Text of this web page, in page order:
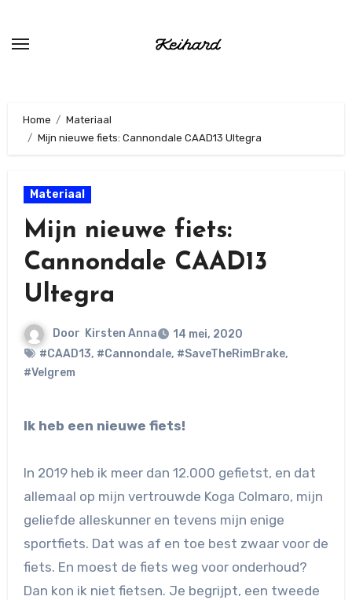
de
Home
Materiaal
Mijn nieuwe fiets: Cannondale CAAD13 Ultegra
Materiaal
Mijn nieuwe fiets:
Cannondale CAAD13
Ultegra
Door Kirsten Anna
14 mei, 2020
#CAAD13, #Cannondale, #SaveTheRimBrake,
#Velgrem
Ik heb een nieuwe fiets!
In 2019 heb ik meer dan 12.000 gefietst, en dat
allemaal op mijn vertrouwde Koga Colmaro, mijn
geliefde alleskunner en tevens mijn enige
sportfiets. Dat was af en toe best zwaar voor de
fiets. En moest de fiets weg voor onderhoud?
Dan kon ik niet fietsen. Je begrijpt, een tweede